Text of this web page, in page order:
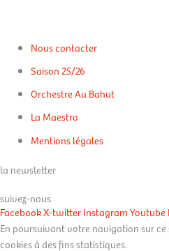
Nous contacter
Saison 25/26
Orchestre Au Bahut
La Maestra
Mentions légales
la newsletter
suivez-nous
FacebookX-twitterInstagramYoutube
En poursuivant votre navigation sur
cookies à des fins statistiques.